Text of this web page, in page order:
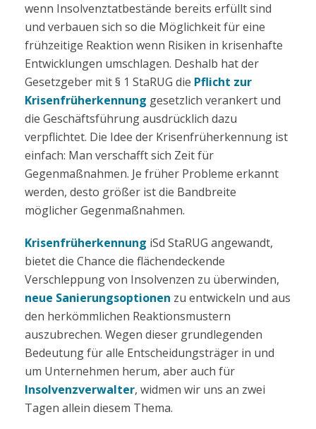
wenn Insolvenztatbestände bereits erfüllt sind
und verbauen sich so die Möglichkeit für eine
frühzeitige Reaktion wenn Risiken in krisenhafte
Entwicklungen umschlagen. Deshalb hat der
Gesetzgeber mit § 1 StaRUG die Pflicht zur
Krisenfrüherkennung gesetzlich verankert und
die Geschäftsführung ausdrücklich dazu
verpflichtet. Die Idee der Krisenfrüherkennung ist
einfach: Man verschafft sich Zeit für
Gegenmaßnahmen. Je früher Probleme erkannt
werden, desto größer ist die Bandbreite
möglicher Gegenmaßnahmen.
Krisenfrüherkennung iSd StaRUG angewandt,
bietet die Chance die flächendeckende
Verschleppung von Insolvenzen zu überwinden,
neue Sanierungsoptionen zu entwickeln und aus
den herkömmlichen Reaktionsmustern
auszubrechen. Wegen dieser grundlegenden
Bedeutung für alle Entscheidungsträger in und
um Unternehmen herum, aber auch für
Insolvenzverwalter, widmen wir uns an zwei
Tagen allein diesem Thema.